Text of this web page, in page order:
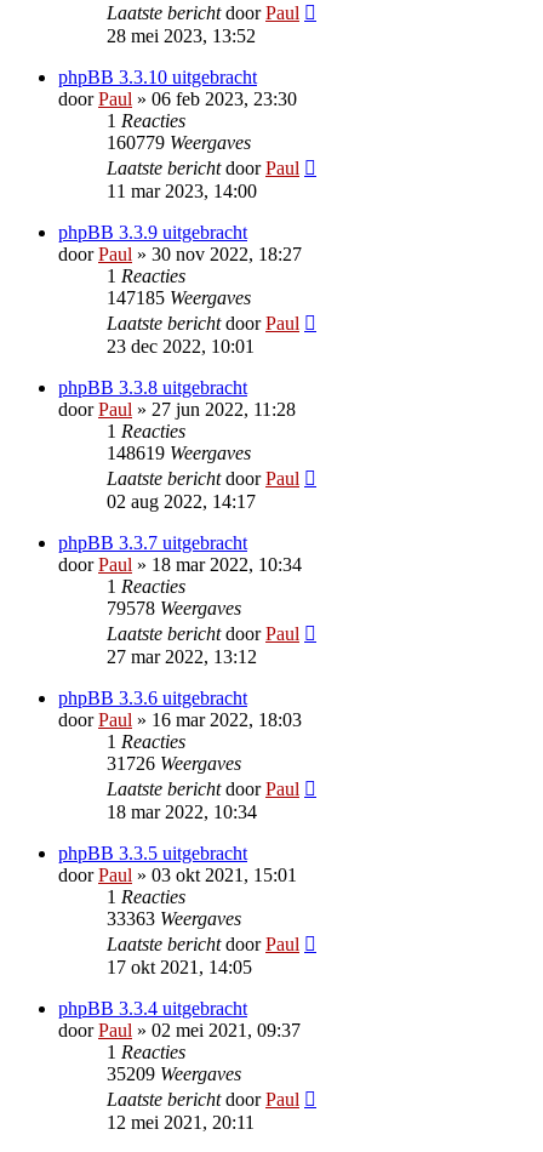
Laatste berichtdoorPaul
28 mei 2023, 13:52
phpBB 3.3.10 uitgebracht
doorPaul » 06 feb 2023, 23:30
1 Reacties
160779 Weergaves
Laatste berichtdoorPaul
11 mar 2023, 14:00
phpBB 3.3.9 uitgebracht
doorPaul » 30 nov 2022, 18:27
1 Reacties
147185 Weergaves
Laatste berichtdoorPaul
23 dec 2022, 10:01
phpBB 3.3.8 uitgebracht
doorPaul » 27 jun 2022, 11:28
1 Reacties
148619 Weergaves
Laatste berichtdoorPaul
02 aug 2022, 14:17
phpBB 3.3.7 uitgebracht
doorPaul » 18 mar 2022, 10:34
1 Reacties
79578 Weergaves
Laatste berichtdoorPaul
27 mar 2022, 13:12
phpBB 3.3.6 uitgebracht
doorPaul » 16 mar 2022, 18:03
1 Reacties
31726 Weergaves
Laatste berichtdoorPaul
18 mar 2022, 10:34
phpBB 3.3.5 uitgebracht
doorPaul » 03 okt 2021, 15:01
1 Reacties
33363 Weergaves
Laatste berichtdoorPaul
17 okt 2021, 14:05
phpBB 3.3.4 uitgebracht
doorPaul » 02 mei 2021, 09:37
1 Reacties
35209 Weergaves
Laatste berichtdoorPaul
12 mei 2021, 20:11